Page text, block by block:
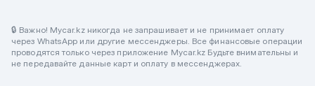
🔒 Важно! Mycar.kz никогда не запрашивает и не принимает оплату
через WhatsApp или другие мессенджеры. Все финансовые операции
проводятся только через приложение Mycar.kz Будьте внимательны и
не передавайте данные карт и оплату в мессенджерах.